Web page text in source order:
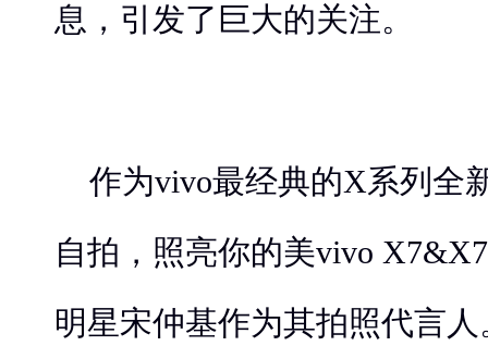
息，引发了巨大的关注。
作为vivo最经典的X系列全
自拍，照亮你的美vivo
明星宋仲基作为其拍照代言